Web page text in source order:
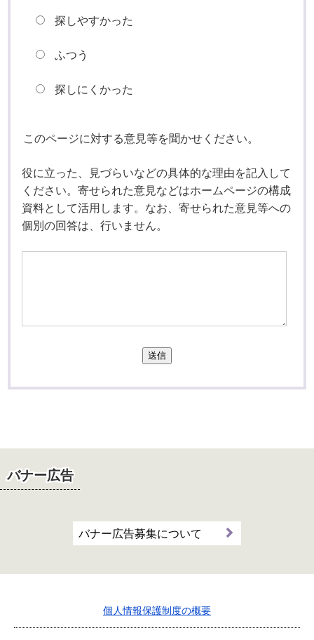
探しやすかった
ふつう
探しにくかった
このページに対する意見等を聞かせください。
役に立った、見づらいなどの具体的な理由を記入して
ください。寄せられた意見などはホームページの構成
資料として活用します。なお、寄せられた意見等への
個別の回答は、行いません。
送信
バナー広告
バナー広告募集について
個人情報保護制度の概要